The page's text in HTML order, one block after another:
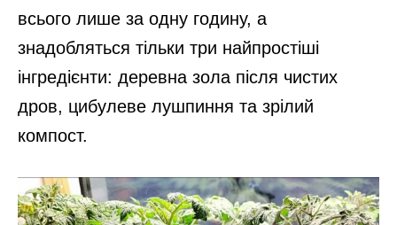
всього лише за одну годину, а
знадобляться тільки три найпростіші
інгредієнти: деревна зола після чистих
дров, цибулеве лушпиння та зрілий
компост.